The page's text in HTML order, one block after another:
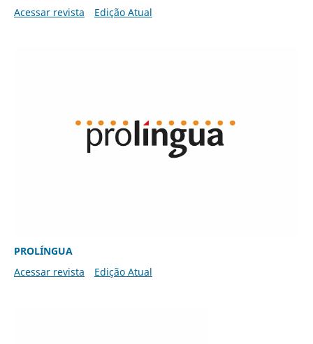
Acessar revista
Edição Atual
PROLÍNGUA
Acessar revista
Edição Atual